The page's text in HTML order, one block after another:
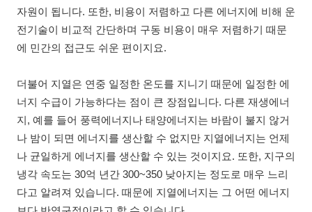
자원이 됩니다. 또한, 비용이 저렴하고 다른 에너지에 비해 운
전기술이 비교적 간단하며 구동 비용이 매우 저렴하기 때문
에 민간의 접근도 쉬운 편이지요.
더불어 지열은 연중 일정한 온도를 지니기 때문에 일정한 에
너지 수급이 가능하다는 점이 큰 장점입니다. 다른 재생에너
지, 예를 들어 풍력에너지나 태양에너지는 바람이 불지 않거
나 밤이 되면 에너지를 생산할 수 없지만 지열에너지는 언제
나 균일하게 에너지를 생산할 수 있는 것이지요. 또한, 지구의
냉각 속도는 30억 년간 300~350 낮아지는 정도로 매우 느리
다고 알려져 있습니다. 때문에 지열에너지는 그 어떤 에너지